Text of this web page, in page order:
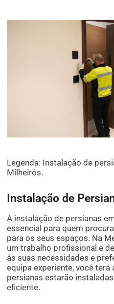
Legenda: Instalação de
Milheirós.
Instalação de
A instalação de persianas
essencial para quem
para os seus espaços. Na
um trabalho profissional e
às suas necessidades e
equipa experiente, você terá
persianas estarão
eficiente.